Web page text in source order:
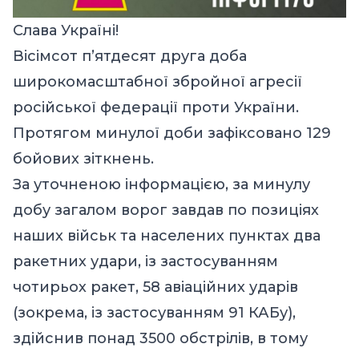
Слава Україні!
Вісімсот п’ятдесят друга доба
широкомасштабної збройної агресії
російської федерації проти України.
Протягом минулої доби зафіксовано 129
бойових зіткнень.
За уточненою інформацією, за минулу
добу загалом ворог завдав по позиціях
наших військ та населених пунктах два
ракетних удари, із застосуванням
чотирьох ракет, 58 авіаційних ударів
(зокрема, із застосуванням 91 КАБу),
здійснив понад 3500 обстрілів, в тому